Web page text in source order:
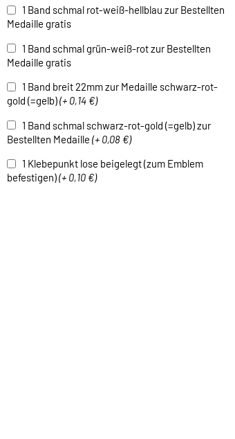
1 Band schmal rot-weiß-hellblau zur Bestellten
Medaille gratis
1 Band schmal grün-weiß-rot zur Bestellten
Medaille gratis
1 Band breit 22mm zur Medaille schwarz-rot-
gold (=gelb)(+ 0,14 €)
1 Band schmal schwarz-rot-gold (=gelb) zur
Bestellten Medaille (+ 0,08 €)
1 Klebepunkt lose beigelegt (zum Emblem
befestigen)(+ 0,10 €)